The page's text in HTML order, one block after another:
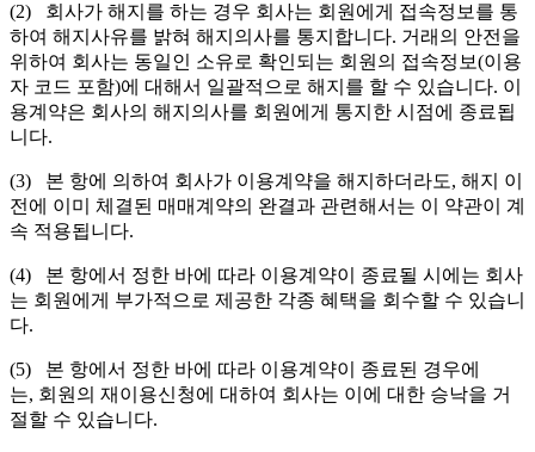
(2) 회사가 해지를 하는 경우 회사는 회원에게 접속정보를 통
하여 해지사유를 밝혀 해지의사를 통지합니다. 거래의 안전을
위하여 회사는 동일인 소유로 확인되는 회원의 접속정보(이용
자 코드 포함)에 대해서 일괄적으로 해지를 할 수 있습니다. 이
용계약은 회사의 해지의사를 회원에게 통지한 시점에 종료됩
니다.
(3) 본 항에 의하여 회사가 이용계약을 해지하더라도, 해지 이
전에 이미 체결된 매매계약의 완결과 관련해서는 이 약관이 계
속 적용됩니다.
(4) 본 항에서 정한 바에 따라 이용계약이 종료될 시에는 회사
는 회원에게 부가적으로 제공한 각종 혜택을 회수할 수 있습니
다.
(5) 본 항에서 정한 바에 따라 이용계약이 종료된 경우에
는, 회원의 재이용신청에 대하여 회사는 이에 대한 승낙을 거
절할 수 있습니다.